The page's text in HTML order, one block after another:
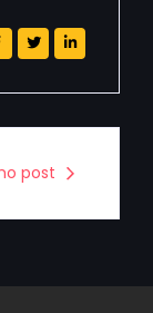
post